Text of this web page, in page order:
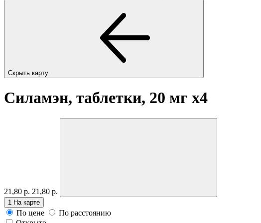
Скрыть карту
Силамэн, таблетки, 20 мг x4
21,80 р. 21,80 р.
1 На карте
По цене
По расстоянию